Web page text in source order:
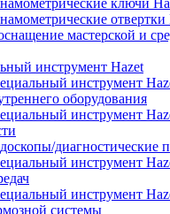
ключи
отвертки
мастерской и
инструмент Hazet
инструмент
оборудования
инструмент
диагностические
инструмент
инструмент
системы